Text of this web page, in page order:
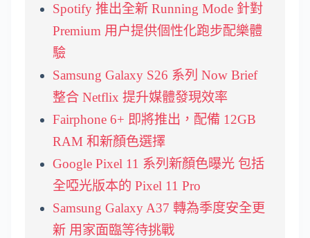
Spotify 推出全新 Running Mode 針對
Premium 用户提供個性化跑步配樂體
驗
Samsung Galaxy S26 系列 Now Brief
整合 Netflix 提升媒體發現效率
Fairphone 6+ 即將推出，配備 12GB
RAM 和新顏色選擇
Google Pixel 11 系列新顏色曝光 包括
全啞光版本的 Pixel 11 Pro
Samsung Galaxy A37 轉為季度安全更
新 用家面臨等待挑戰